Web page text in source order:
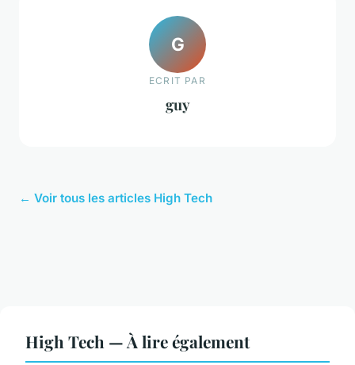
G
ECRIT PAR
guy
← Voir tous les articles High Tech
High Tech — À lire également